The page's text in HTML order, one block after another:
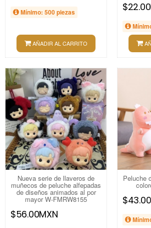
Mínimo: 500 piezas
AÑADIR AL CARRITO
Nueva serie de llaveros de
muñecos de peluche alfepadas
de diseños animados al por
mayor W-FMRW8155
$56.00MXN
Peluche